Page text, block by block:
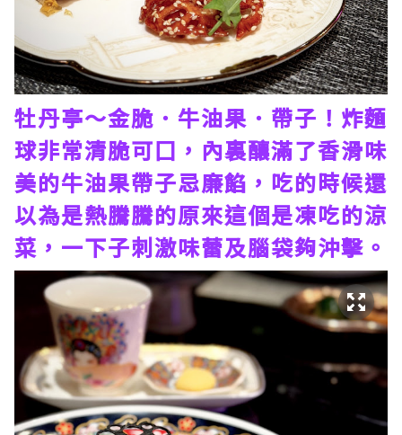
牡丹亭～金脆．牛油果．帶子！炸麵
球非常清脆可囗，內裏釀滿了香滑味
美的牛油果帶子忌廉餡，吃的時候還
以為是熱騰騰的原來這個是凍吃的涼
菜，一下子刺激味蕾及腦袋夠沖擊。